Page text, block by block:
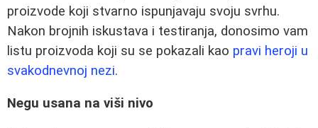
proizvode koji stvarno ispunjavaju svoju svrhu.
Nakon brojnih iskustava i testiranja, donosimo vam
listu proizvoda koji su se pokazali kao pravi heroji u
svakodnevnoj nezi.
Negu usana na viši nivo